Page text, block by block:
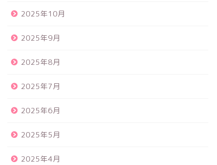
2025年10月
2025年9月
2025年8月
2025年7月
2025年6月
2025年5月
2025年4月